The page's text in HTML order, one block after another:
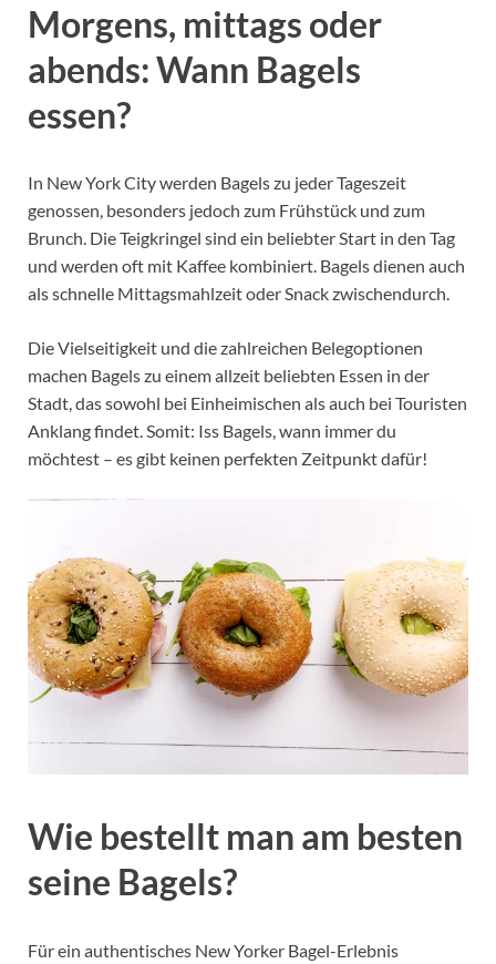
Morgens, mittags oder
abends: Wann Bagels
essen?
In New York City werden Bagels zu jeder Tageszeit
genossen, besonders jedoch zum Frühstück und zum
Brunch. Die Teigkringel sind ein beliebter Start in den Tag
und werden oft mit Kaffee kombiniert. Bagels dienen auch
als schnelle Mittagsmahlzeit oder Snack zwischendurch.
Die Vielseitigkeit und die zahlreichen Belegoptionen
machen Bagels zu einem allzeit beliebten Essen in der
Stadt, das sowohl bei Einheimischen als auch bei Touristen
Anklang findet. Somit: Iss Bagels, wann immer du
möchtest – es gibt keinen perfekten Zeitpunkt dafür!
Wie bestellt man am besten
seine Bagels?
Für ein authentisches New Yorker Bagel-Erlebnis